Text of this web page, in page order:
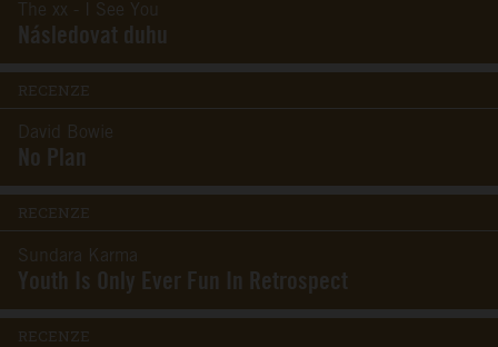
The xx - I See You
Následovat duhu
RECENZE
David Bowie
No Plan
RECENZE
Sundara Karma
Youth Is Only Ever Fun In Retrospect
RECENZE